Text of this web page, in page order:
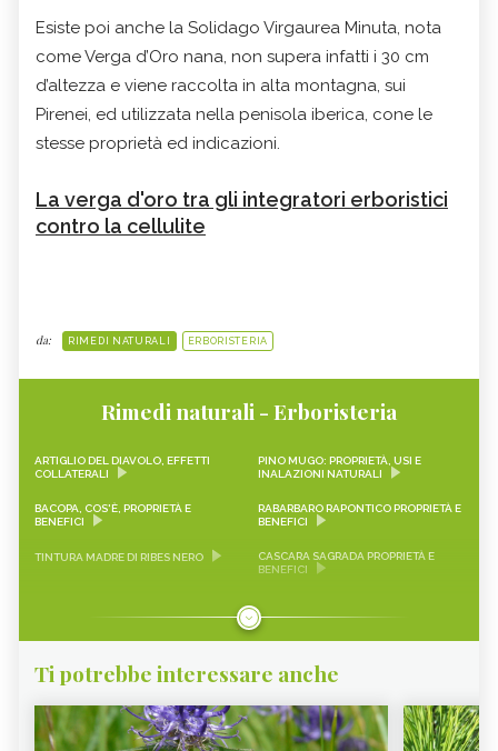
Esiste poi anche la Solidago Virgaurea Minuta, nota
come Verga d’Oro nana, non supera infatti i 30 cm
d’altezza e viene raccolta in alta montagna, sui
Pirenei, ed utilizzata nella penisola iberica, cone le
stesse proprietà ed indicazioni.
La verga d'oro tra gli integratori erboristici
contro la cellulite
da: RIMEDI NATURALI ERBORISTERIA
Rimedi naturali - Erboristeria
ARTIGLIO DEL DIAVOLO, EFFETTI
COLLATERALI
PINO MUGO: PROPRIETÀ, USI E
INALAZIONI NATURALI
BACOPA, COS'È, PROPRIETÀ E
BENEFICI
RABARBARO RAPONTICO PROPRIETÀ E
BENEFICI
TINTURA MADRE DI RIBES NERO
CASCARA SAGRADA PROPRIETÀ E
BENEFICI
ECHINACEA KARKADÈ
PIMPINELLA OLIO DI COCCO
VIAGRA NATURALE ERICA - CURE-NATURALI.IT
GLUCOMANNANO PIANTE PER COMBATTERE
Ti potrebbe interessare anche